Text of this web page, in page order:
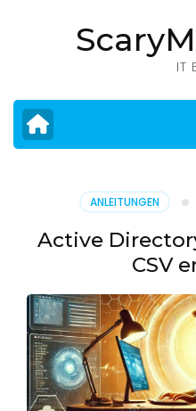
drücken)
IT
ANLEITUNGEN
Active
CSV